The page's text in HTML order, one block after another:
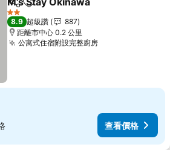
分享 加入我的最愛
2 星級
8.9 超級讚
887
距離市中心 0.2 公里
公寓式住宿附設完整廚房查看價格
查看價格